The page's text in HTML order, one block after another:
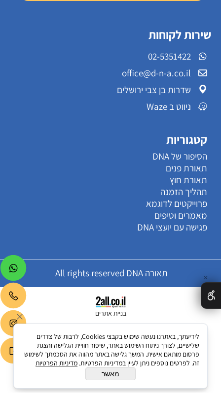
שירות לקוחות
02-5351422
office@d-n-a.co.il
שדרות בן צבי ירושלים
ניווט ב Waze
קטגוריות
הסיפור של DNA
תאורת פנים
תאורת חוץ
תהליך הזמנה
פרוייקטים לדוגמא
מאמרים וטיפים
פגישה עם יועצי DNA
תאורה All rights reserved DNA
בניית אתרים
✕
לידיעתך, באתרנו נעשה שימוש בקבצי Cookies, לרבות של צדדים
שלישיים, לצורך ניתוח השימוש באתר, שיפור חוויית הגלישה והצגת
פרסום מותאם אישית. המשך גלישה באתר מהווה את הסכמתך לשימוש
זה. לפרטים נוספים ניתן לעיין במדיניות הפרטיות. מדיניות הפרטיות
מאשר